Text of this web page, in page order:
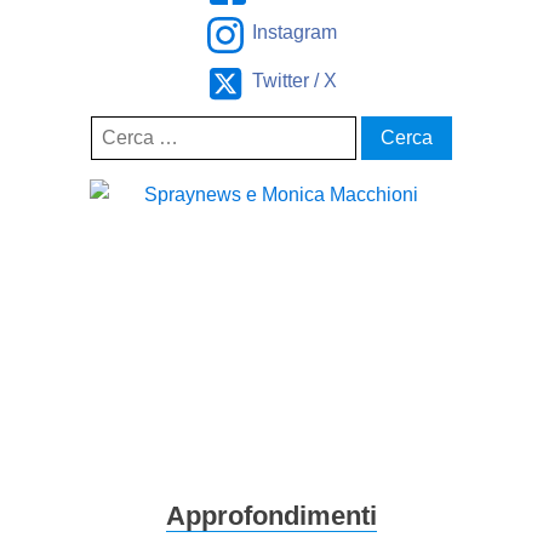
Instagram
Twitter / X
Ricerca
per:
Approfondimenti